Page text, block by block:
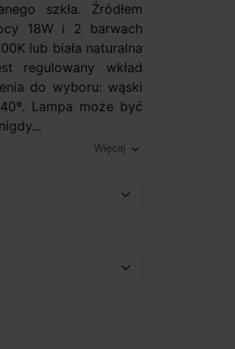
szkła. Źródłem
18W i 2 barwach
lub biała naturalna
regulowany wkład
do wyboru: wąski
Lampa może być
Więcej expand_more